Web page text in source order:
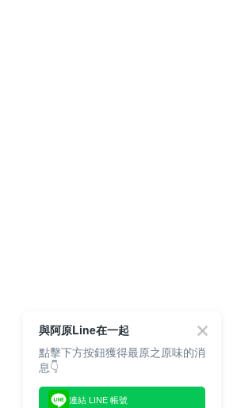
與阿原Line在一起
點擊下方按鈕獲得最原之原味的消
息👇
連結 LINE 帳號